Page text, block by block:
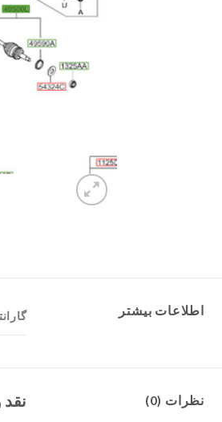
اطلاعات بیشتر
نظرات (0)